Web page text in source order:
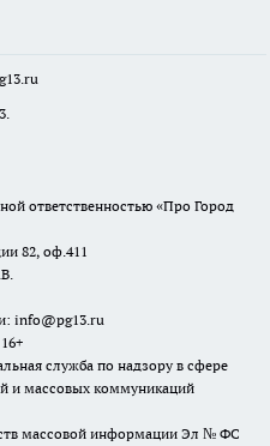
ответственностью «Про Город
82, оф.411
info@pg13.ru
служба по надзору в сфере
и массовых коммуникаций
массовой информации Эл № ФС